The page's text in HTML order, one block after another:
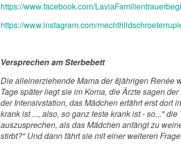
https://www.facebook.com/
https://www.instagram.com/
Versprechen am Sterbebett
Die alleinerziehende Mama der 8jährigen Renée
Tage später liegt sie im Koma, die Ärzte sagen
der Intensivstation, das Mädchen erfährt erst dort
krank ist ..., also, so ganz feste krank ist - so..."
auszusprechen, als das Mädchen anfängt zu
stirbt?" Und dann fährt sie mit einer weiteren